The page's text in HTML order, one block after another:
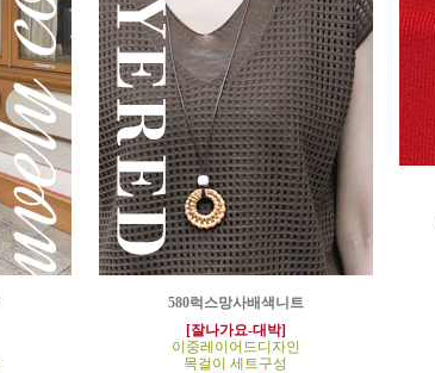
580럭스망사배색니트
[잘나가요-대박]
이중레이어드디자인
목걸이 세트구성